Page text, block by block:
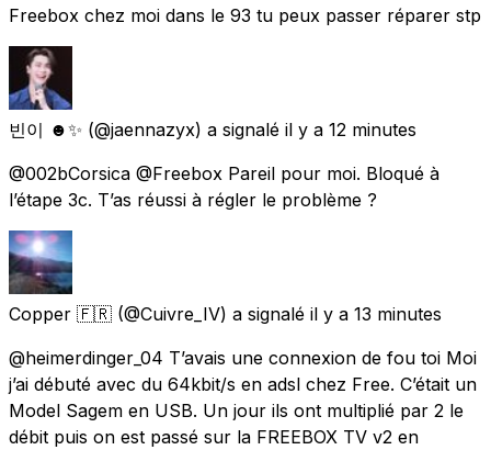
Freebox chez moi dans le 93 tu peux passer réparer stp
빈이 ☻✨ (@jaennazyx) a signalé il y a 12 minutes
@002bCorsica @Freebox Pareil pour moi. Bloqué à
l’étape 3c. T’as réussi à régler le problème ?
Copper 🇫🇷 (@Cuivre_IV) a signalé il y a 13 minutes
@heimerdinger_04 T’avais une connexion de fou toi Moi
j’ai débuté avec du 64kbit/s en adsl chez Free. C’était un
Model Sagem en USB. Un jour ils ont multiplié par 2 le
débit puis on est passé sur la FREEBOX TV v2 en